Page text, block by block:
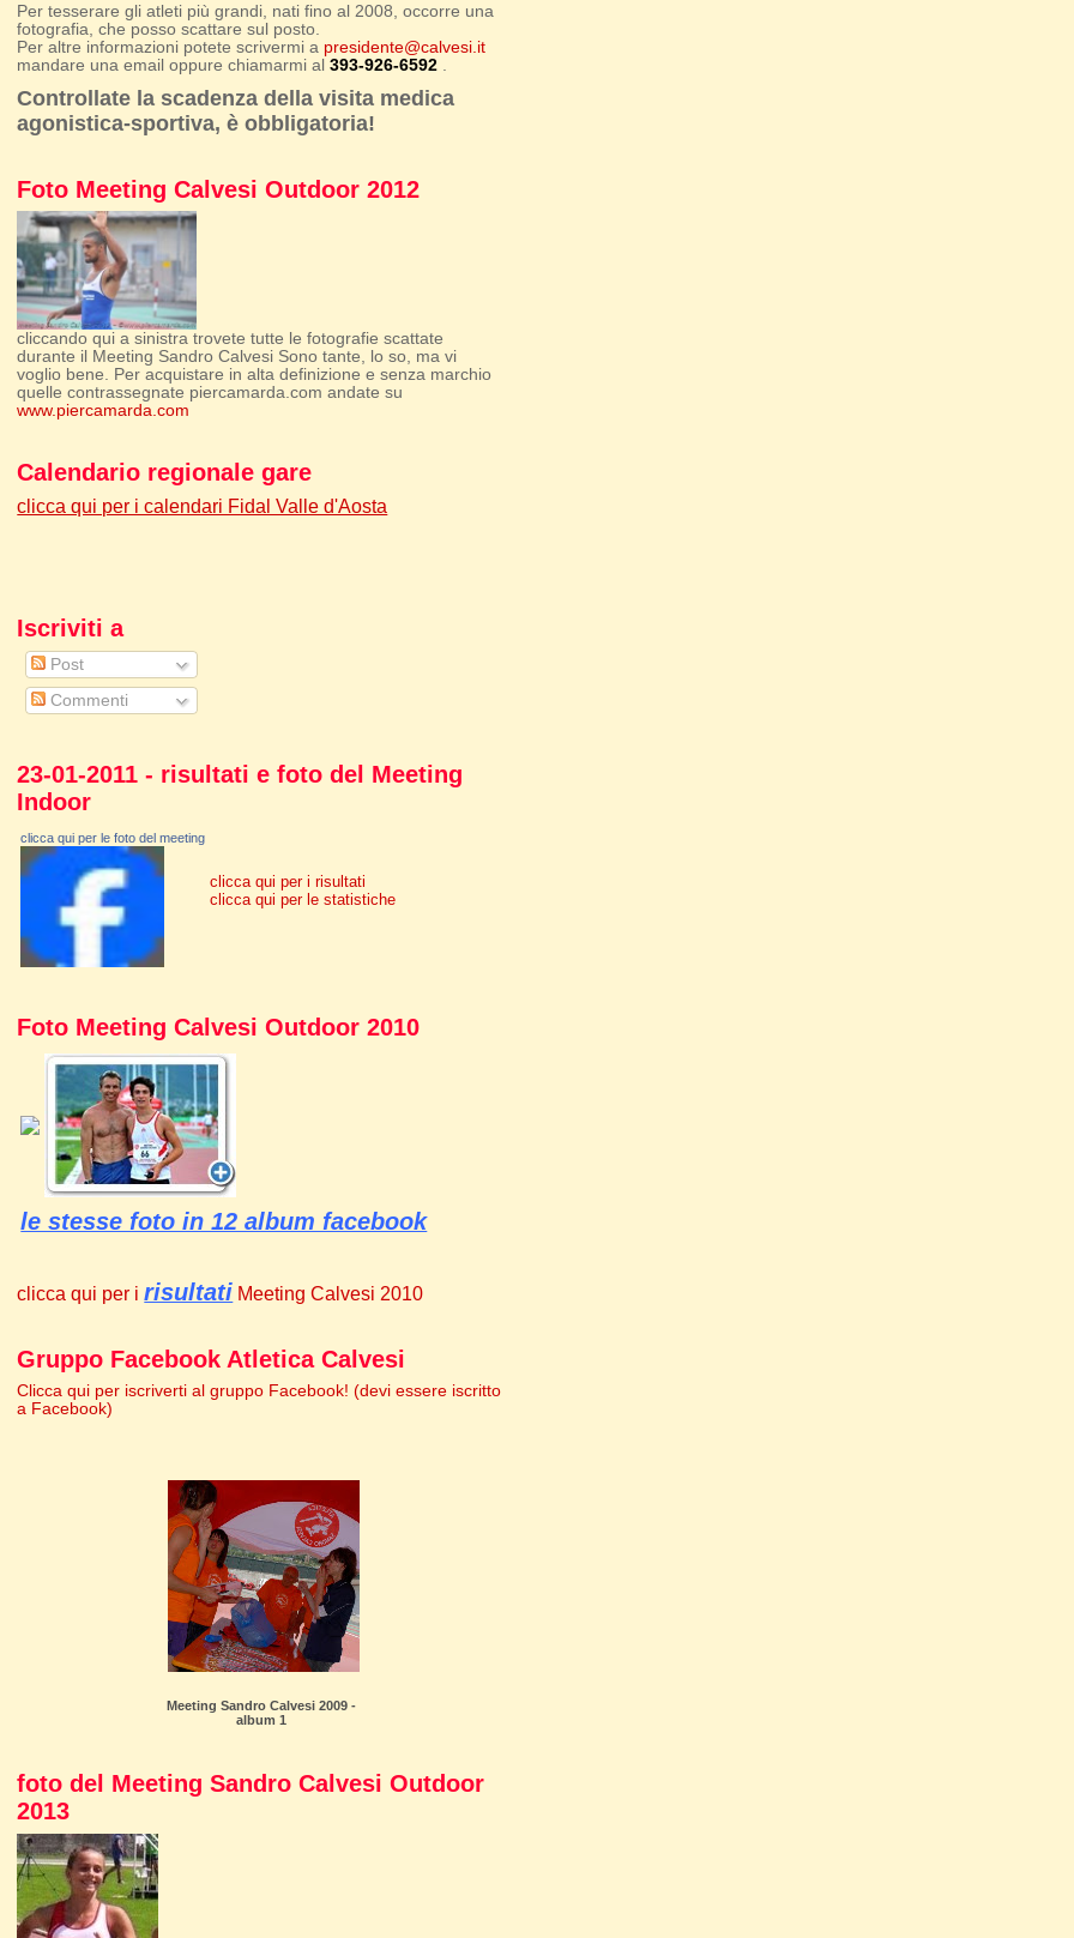
Per tesserare gli atleti più grandi, nati fino al 2008, occorre una
fotografia, che posso scattare sul posto.
Per altre informazioni potete scrivermi a presidente@calvesi.it
mandare una email oppure chiamarmi al393-926-6592
Controllate la scadenza della visita medica
agonistica-sportiva, è obbligatoria!
Foto Meeting Calvesi Outdoor 2012
cliccando qui a sinistra trovete tutte le fotografie scattate
durante il Meeting Sandro Calvesi Sono tante, lo so, ma vi
voglio bene. Per acquistare in alta definizione e senza marchio
quelle contrassegnate piercamarda.com andate su
www.piercamarda.com
Calendario regionale gare
clicca qui per i calendari Fidal Valle d'Aosta
Iscriviti a
Post
Commenti
23-01-2011 - risultati e foto del Meeting
Indoor
clicca qui per le foto del meeting
clicca qui per i risultati
clicca qui per le statistiche
Foto Meeting Calvesi Outdoor 2010
le stesse foto in 12 album facebook
clicca qui per irisultati Meeting Calvesi 2010
Gruppo Facebook Atletica Calvesi
Clicca qui per iscriverti al gruppo Facebook! (devi essere iscritto
a Facebook)
Meeting Sandro Calvesi 2009 -
album 1
foto del Meeting Sandro Calvesi Outdoor
2013